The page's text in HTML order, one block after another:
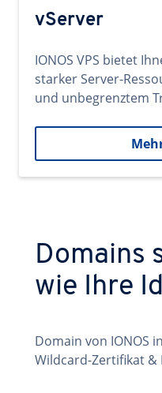
vServer
IONOS VPS bietet
starker Server-
und unbegrenztem
Domains
wie Ihre
Domain von IONOS
Wildcard-Zertifikat &